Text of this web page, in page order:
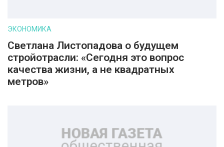
ЭКОНОМИКА
Светлана Листопадова о будущем
стройотрасли: «Сегодня это вопрос
качества жизни, а не квадратных
метров»